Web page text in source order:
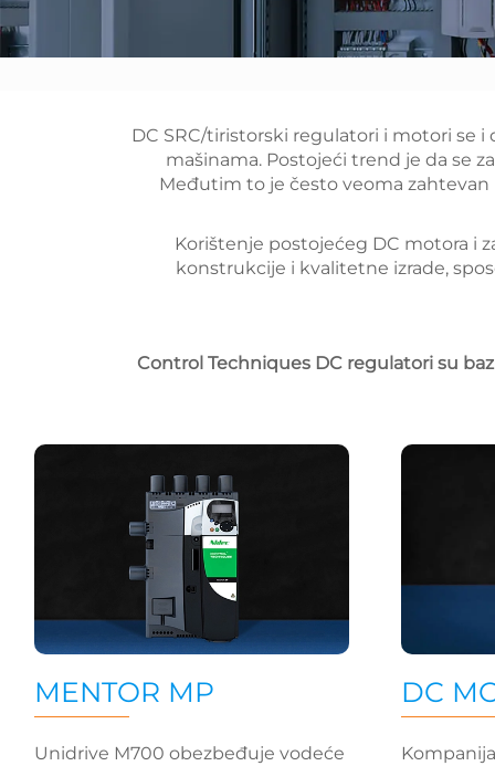
DC SRC/tiristorski regulatori i motori se
mašinama. Postojeći trend je da se
Međutim to je često veoma
Korištenje postojećeg DC motora i
konstrukcije i kvalitetne izrade,
Control Techniques DC regulatori su
MENTOR MP
Unidrive M700 obezbeđuje vodeće
DC